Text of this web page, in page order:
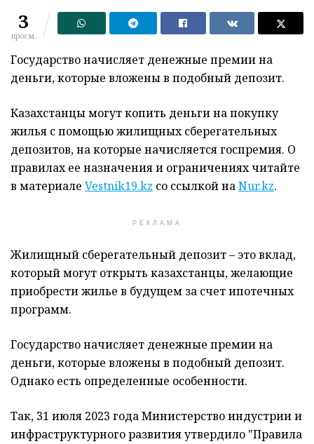
3
просм.
Государство начисляет денежные премии на
деньги, которые вложены в подобный депозит.
Казахстанцы могут копить деньги на покупку
жилья с помощью жилищных сберегательных
депозитов, на которые начисляется госпремия. О
правилах ее назначения и ограничениях читайте
в материале Vestnik19.kz со ссылкой наNur.kz.
РЕКЛАМА
Жилищный сберегательный депозит – это вклад,
который могут открыть казахстанцы, желающие
приобрести жилье в будущем за счет ипотечных
программ.
Государство начисляет денежные премии на
деньги, которые вложены в подобный депозит.
Однако есть определенные особенности.
Так, 31 июля 2023 года Министерство индустрии и
инфраструктурного развития утвердило "Правила